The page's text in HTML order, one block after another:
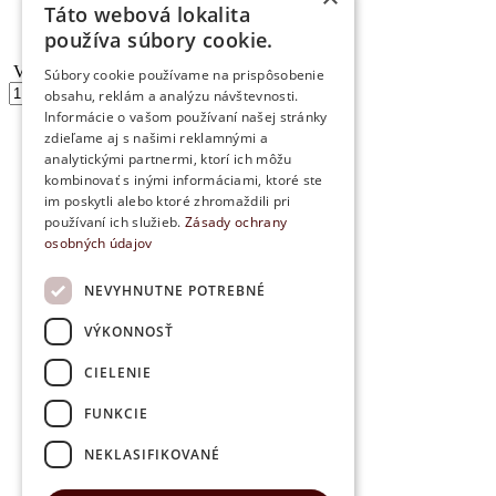
Obchodné podmienky
Kontakt
Vianočný strom s diódou &#8211...
množstvo
Vianočný
diódou
Pridať do košíka
Táto webová lokalita
používa súbory cookie.
Súbory cookie používame na prispôsobenie
obsahu, reklám a analýzu návštevnosti.
Informácie o vašom používaní našej stránky
zdieľame aj s našimi reklamnými a
analytickými partnermi, ktorí ich môžu
kombinovať s inými informáciami, ktoré ste
im poskytli alebo ktoré zhromaždili pri
používaní ich služieb. Zásady ochrany
osobných údajov
NEVYHNUTNE POTREBNÉ
VÝKONNOSŤ
CIELENIE
FUNKCIE
NEKLASIFIKOVANÉ